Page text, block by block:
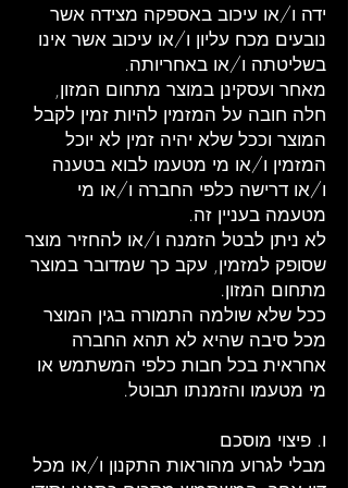
ידה ו/או עיכוב באספקה מצידה אשר
נובעים מכח עליון ו/או עיכוב אשר אינו
בשליטתה ו/או באחריותה.
מאחר ועסקינן במוצר מתחום המזון,
חלה חובה על המזמין להיות זמין לקבל
המוצר וככל שלא יהיה זמין לא יוכל
המזמין ו/או מי מטעמו לבוא בטענה
ו/או דרישה כלפי החברה ו/או מי
מטעמה בעניין זה.
לא ניתן לבטל הזמנה ו/או להחזיר מוצר
שסופק למזמין, עקב כך שמדובר במוצר
מתחום המזון.
ככל שלא שולמה התמורה בגין המוצר
מכל סיבה שהיא לא תהא החברה
אחראית בכל חבות כלפי המשתמש או
מי מטעמו והזמנתו תבוטל.
ו. פיצוי מוסכם
מבלי לגרוע מהוראות התקנון ו/או מכל